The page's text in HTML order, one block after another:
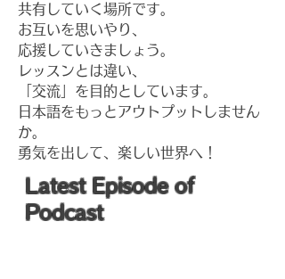
共有していく場所です。
お互いを思いやり、
応援していきましょう。
レッスンとは違い、
「交流」を目的としています。
​ ​日本語をもっとアウトプットしません
か。
​勇気を出して、楽しい世界へ！
​Latest Episode of
Podcast